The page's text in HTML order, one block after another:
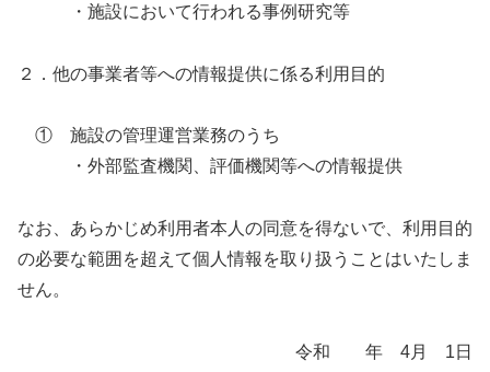
・施設において行われる事例研究等
２．他の事業者等への情報提供に係る利用目的
① 施設の管理運営業務のうち
・外部監査機関、評価機関等への情報提供
なお、あらかじめ利用者本人の同意を得ないで、利用目的
の必要な範囲を超えて個人情報を取り扱うことはいたしま
せん。
令和 年 4月 1日